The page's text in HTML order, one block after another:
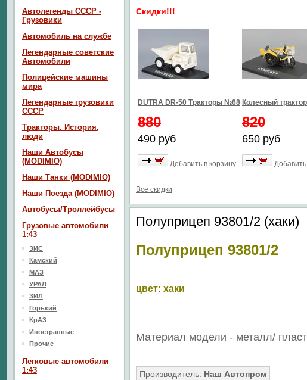
Скидки!!!
DUTRA DR-50 Тракторы №68
880
490 руб
Добавить в корзину
Колесный
820
650 руб
Все скидки
Полуприцеп 93801/2 (хаки)
Полуприцеп 93801/2
цвет: хаки
Материал модели - металл/
Производитель: Наш Автопром
Автолегенды СССР -
Грузовики
Автомобиль на службе
Легендарные советские
Автомобили
Полицейские машины
мира
Легендарные грузовики
СССР
Тракторы. История,
люди
Наши Автобусы
(MODIMIO)
Наши Танки (MODIMIO)
Наши Поезда (MODIMIO)
Автобусы/Троллейбусы
Грузовые автомобили
1:43
ЗИС
Камский
МАЗ
УРАЛ
ЗИЛ
Горький
КрАЗ
Иностранные
Прочие
Легковые автомобили
1:43